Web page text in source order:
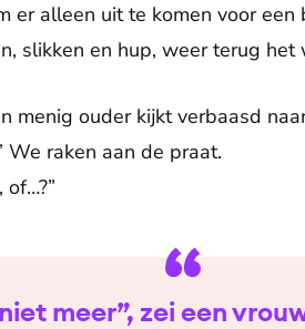
er alleen uit te komen voor
slikken en hup, weer terug het
menig ouder kijkt verbaasd
We raken aan de praat.
of…?”
meer”, zei een